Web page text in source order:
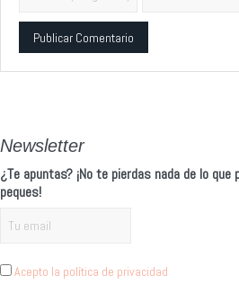
Newsletter
¿Te apuntas? ¡No te pierdas nada de lo
peques!
Acepto la política de privacidad